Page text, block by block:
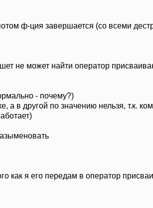
ф-ция завершается (со всеми
не может найти оператор
- почему?)
а в другой по значению нельзя, т.к.
как я его передам в оператор